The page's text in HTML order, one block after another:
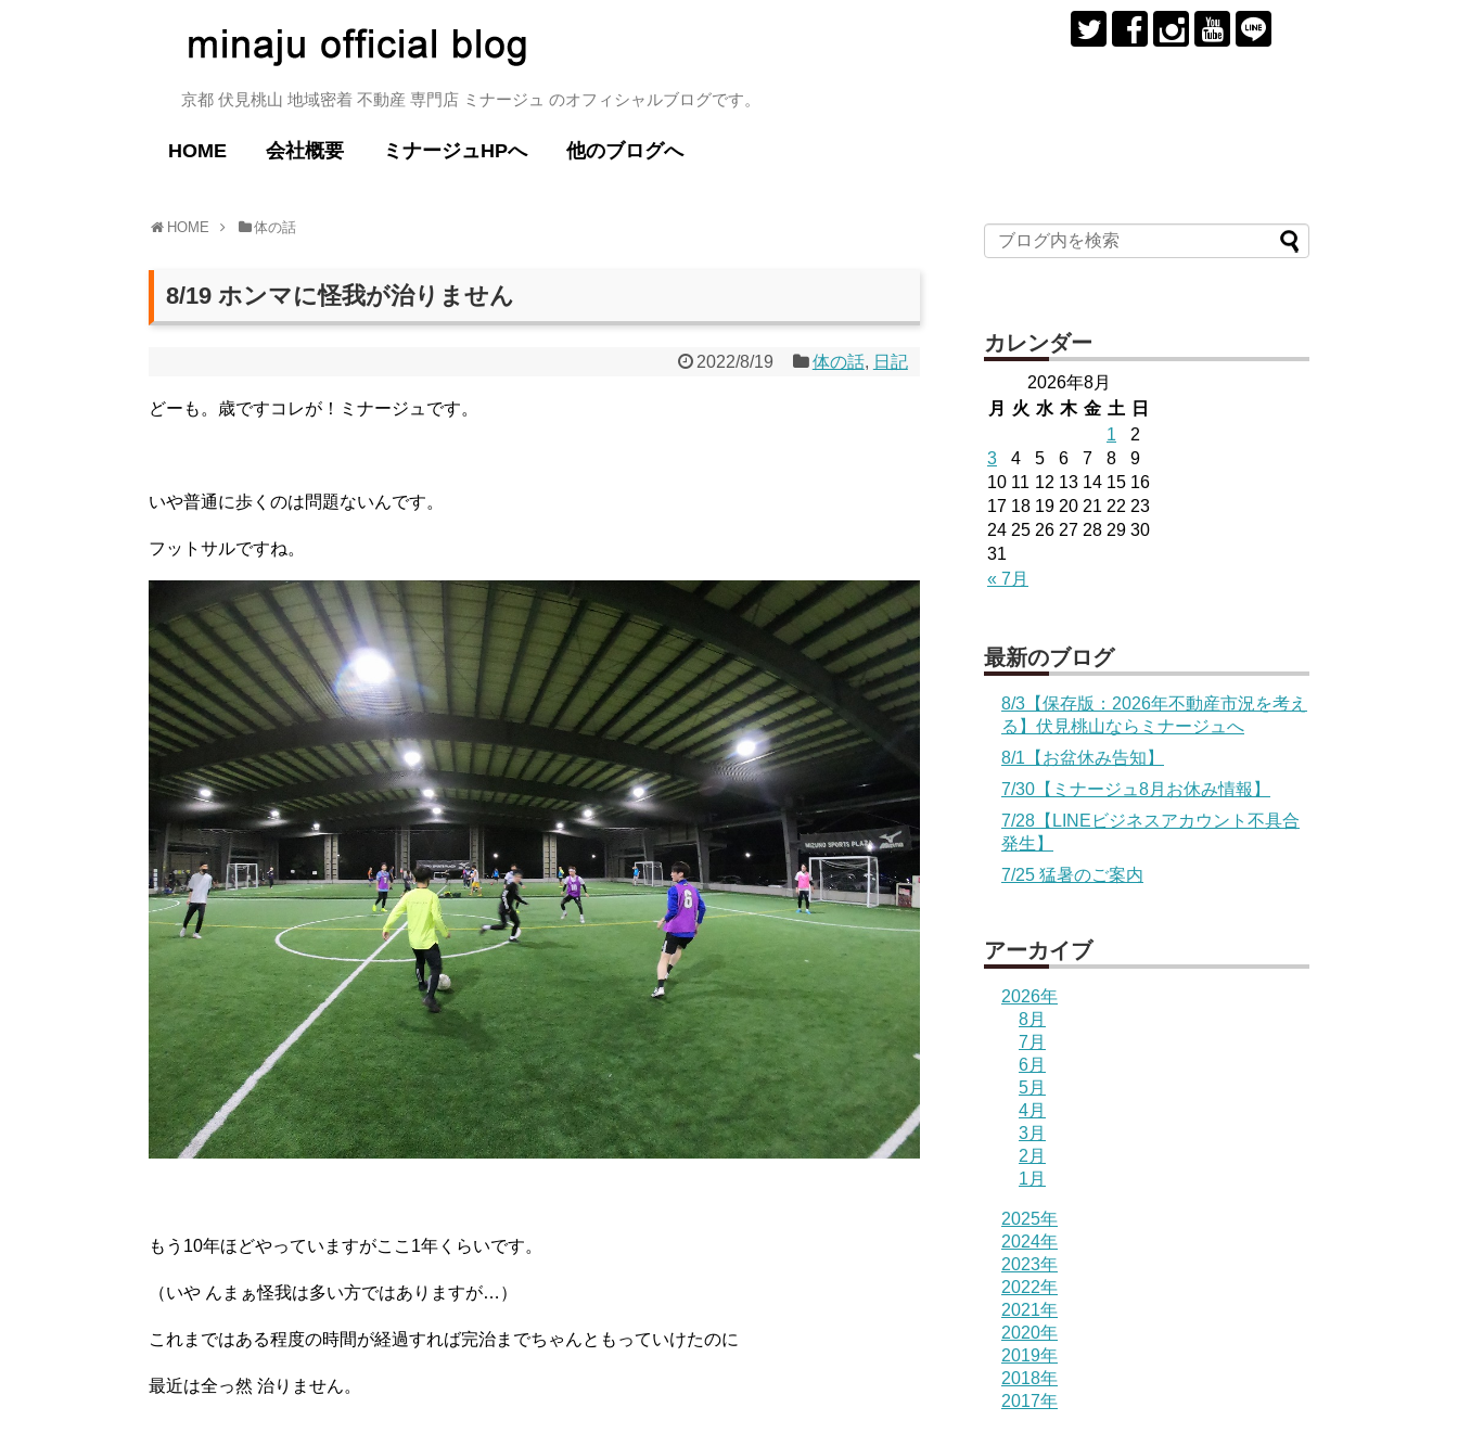
京都 伏見桃山 地域密着 不動産 専門店 ミナージュ のオフィシャルブログです。
HOME 会社概要 ミナージュHPへ 他のブログへ
HOME 体の話
8/19 ホンマに怪我が治りません
2022/8/19 体の話, 日記
どーも。歳ですコレが！ミナージュです。
いや普通に歩くのは問題ないんです。
フットサルですね。
もう10年ほどやっていますがここ1年くらいです。
（いや んまぁ怪我は多い方ではありますが…）
これまではある程度の時間が経過すれば完治までちゃんともっていけたのに
最近は全っ然 治りません。
カレンダー
2026年8月
月
火 水 木 金 土 日
« 7月
1
2
3
4 5 6 7 8
9
10 11 12 13 14 15 16
17 18 19 20 21 22 23
24 25 26 27 28 29 30
31
最新のブログ
8/3【保存版：2026年不動産市況を考え
る】伏見桃山ならミナージュへ
8/1【お盆休み告知】
7/30【ミナージュ8月お休み情報】
7/28【LINEビジネスアカウント不具合
発生】
7/25 猛暑のご案内
アーカイブ
2026年
8月
7月
6月
5月
4月
3月
2月
1月
2025年
2024年
2023年
2022年
2021年
2020年
2019年
2018年
2017年